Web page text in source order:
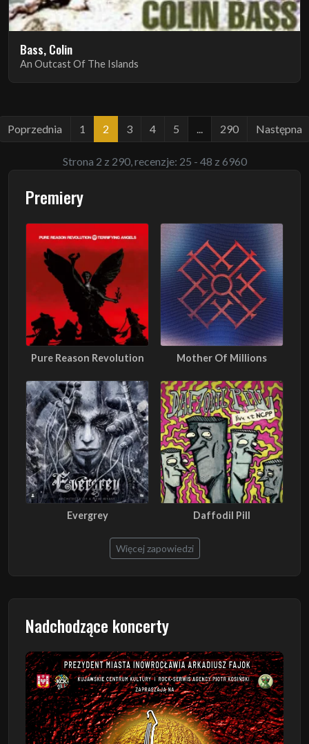
Bass, Colin
An Outcast Of The Islands
Poprzednia 1 2 3 4 5 290 Następna
Strona 2 z 290, recenzje: 25 - 48 z 6960
Premiery
Pure Reason Revolution Mother Of Millions
Evergrey Daffodil Pill
Więcej zapowiedzi
Nadchodzące koncerty